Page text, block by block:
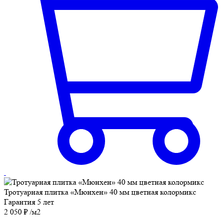
Тротуарная плитка «Мюнхен» 40 мм цветная колормикс
Гарантия 5 лет
2 050 ₽ /м2